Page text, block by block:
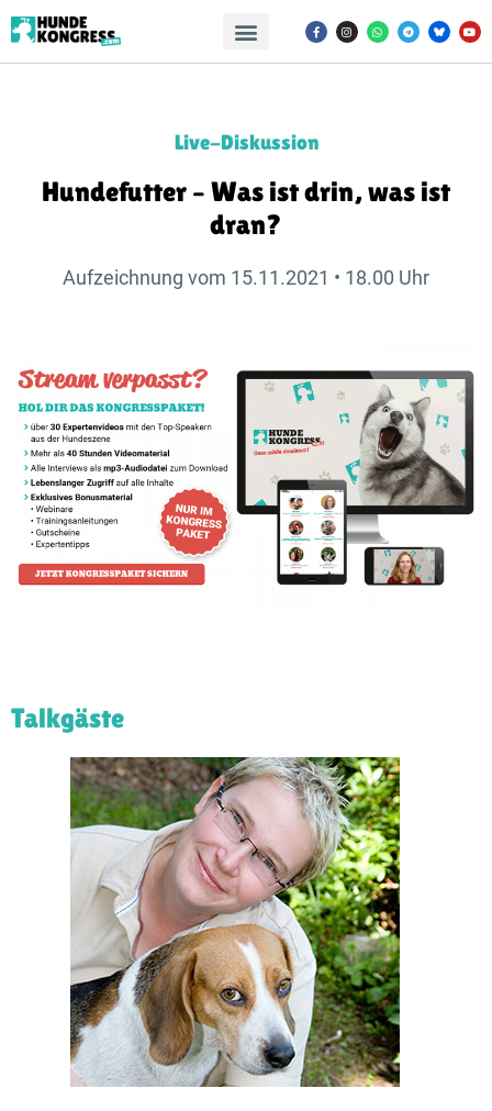
Live-Diskussion
Hundefutter – Was ist drin, was ist
dran?
Aufzeichnung vom 15.11.2021 • 18.00 Uhr
Talkgäste